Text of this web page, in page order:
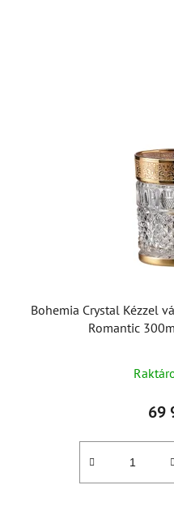
Bohemia Crystal Kézzel
Romantic
69